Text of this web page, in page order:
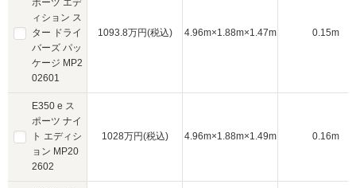
ポーツ エデ
ィション ス
ター ドライ
バーズ パッ
ケージ MP2
02601
E350 e ス
ポーツ ナイ
ト エディシ
ョン MP20
2602
1093.8万円(税込) 4.96m×1.88m×1.47m 0.15m
1028万円(税込) 4.96m×1.88m×1.49m 0.16m